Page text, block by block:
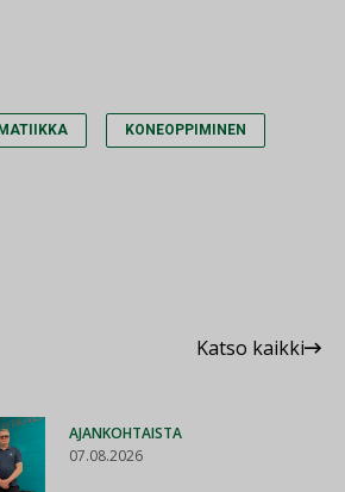
KONEOPPIMINEN
Katso kaikki
AJANKOHTAISTA
07.08.2026